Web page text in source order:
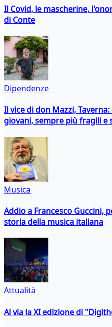
Il Covid, le mascherine,
di Conte
Dipendenze
Il vice di don Mazzi,
giovani, sempre più fragili e
Musica
Addio a Francesco Guccini,
storia della musica italiana
Attualità
Al via la XI edizione di